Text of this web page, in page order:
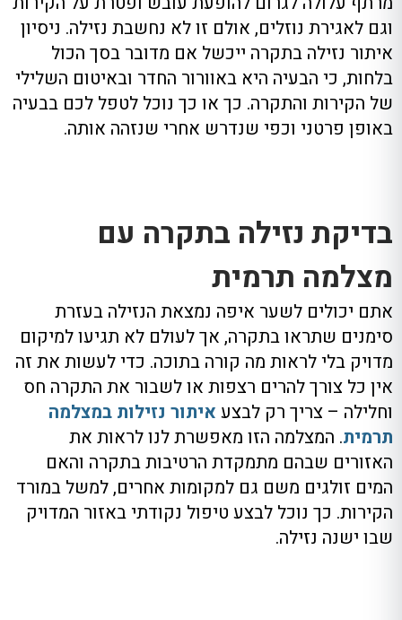
וגם לאגירת נוזלים, אולם זו לא נחשבת נזילה. ניסיון
איתור נזילה בתקרה ייכשל אם מדובר בסך הכול
בלחות, כי הבעיה היא באוורור החדר ובאיטום השלילי
של הקירות והתקרה. כך או כך נוכל לטפל לכם בבעיה
באופן פרטני וכפי שנדרש אחרי שנזהה אותה.
בדיקת נזילה בתקרה עם
מצלמה תרמית
אתם יכולים לשער איפה נמצאת הנזילה בעזרת
סימנים שתראו בתקרה, אך לעולם לא תגיעו למיקום
מדויק בלי לראות מה קורה בתוכה. כדי לעשות את זה
אין כל צורך להרים רצפות או לשבור את התקרה חס
וחלילה – צריך רק לבצע איתור נזילות במצלמה
תרמית. המצלמה הזו מאפשרת לנו לראות את
האזורים שבהם מתמקדת הרטיבות בתקרה והאם
המים זולגים משם גם למקומות אחרים, למשל במורד
הקירות. כך נוכל לבצע טיפול נקודתי באזור המדויק
שבו ישנה נזילה.